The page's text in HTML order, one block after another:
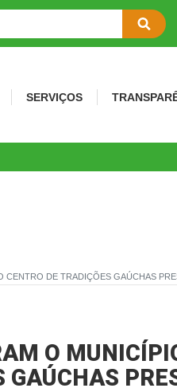
SERVIÇOS
DE TRADIÇÕES GAÚCHAS
O
GAÚCHAS